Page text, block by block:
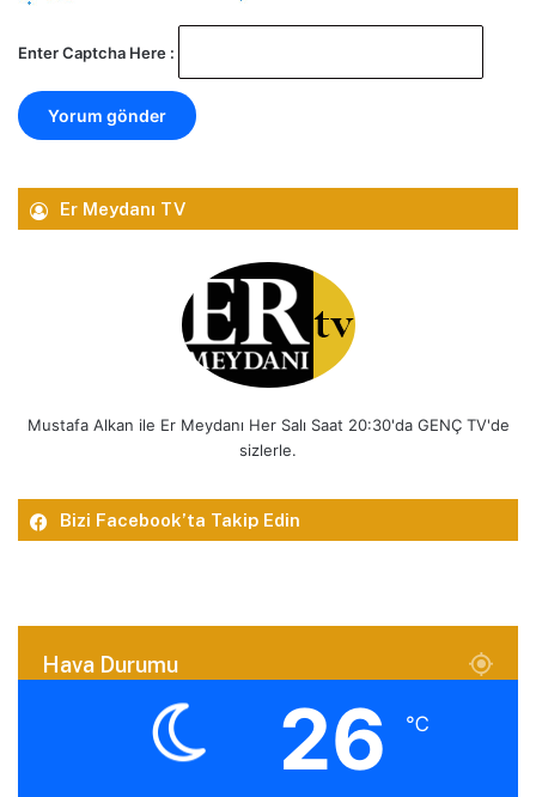
Enter Captcha Here :
Er Meydanı TV
Mustafa Alkan ile Er Meydanı Her Salı Saat 20:30'da GENÇ TV'de
sizlerle.
Bizi Facebook’ta Takip Edin
Hava Durumu
26 ℃